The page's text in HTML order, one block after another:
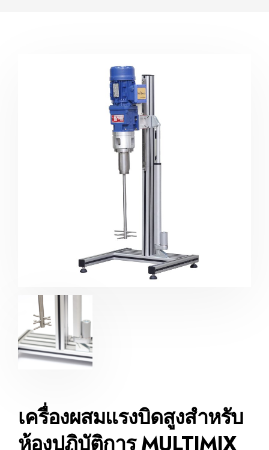
เครื่องผสมแรงบิดสูงสำหรับ
ห้องปฏิบัติการ MULTIMIX